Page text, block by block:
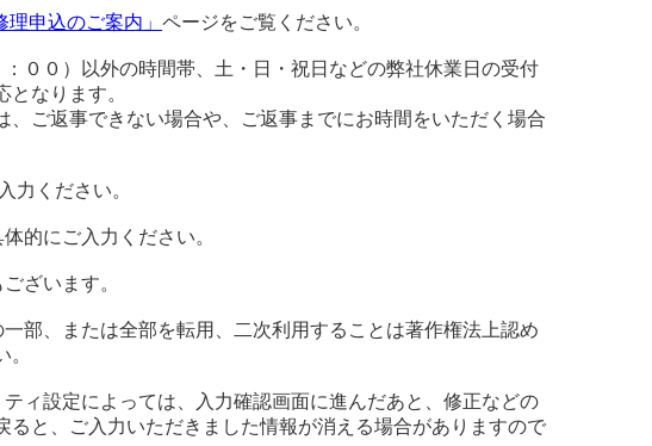
理申込のご案内」 ページをご覧ください。
００）以外の時間帯、土・日・祝日などの弊社休業日の受付
なります。
、ご返事できない場合や、ご返事までにお時間をいただく場合
力ください。
的にご入力ください。
ざいます。
部、または全部を転用、二次利用することは著作権法上認め
ィ設定によっては、入力確認画面に進んだあと、修正などの
ると、ご入力いただきました情報が消える場合がありますので